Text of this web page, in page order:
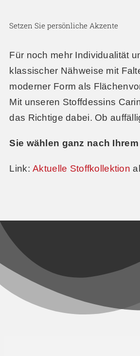
Setzen Sie persönliche Akzente
Für noch mehr Individualität
klassischer Nähweise mit
moderner Form als
Mit unseren Stoffdessins
das Richtige dabei. Ob
Sie wählen ganz nach
Link:Aktuelle Stoffkollektion